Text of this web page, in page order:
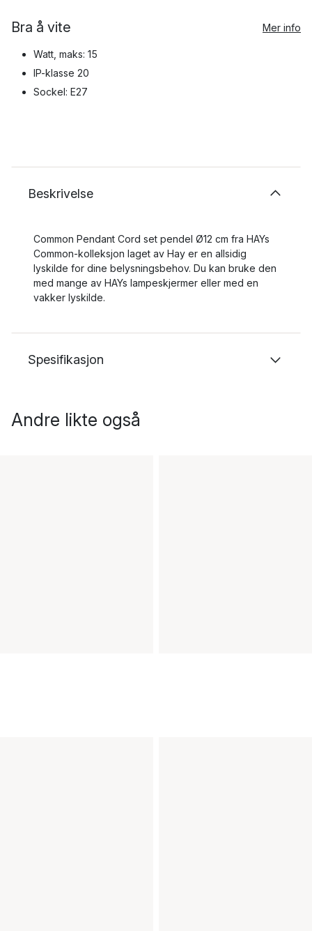
Bra å vite Mer info
Watt, maks: 15
IP-klasse 20
Sockel: E27
Beskrivelse
Common Pendant Cord set pendel Ø12 cm fra HAYs
Common-kolleksjon laget av Hay er en allsidig
lyskilde for dine belysningsbehov. Du kan bruke den
med mange av HAYs lampeskjermer eller med en
vakker lyskilde.
Spesifikasjon
Andre likte også